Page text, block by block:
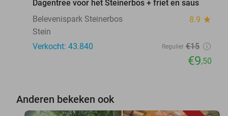
Dagentree voor het Steinerbos + friet en saus
Belevenispark Steinerbos
8.9 star
Stein
Verkocht: 43.840
Regulier €15
€9,50
Anderen bekeken ook